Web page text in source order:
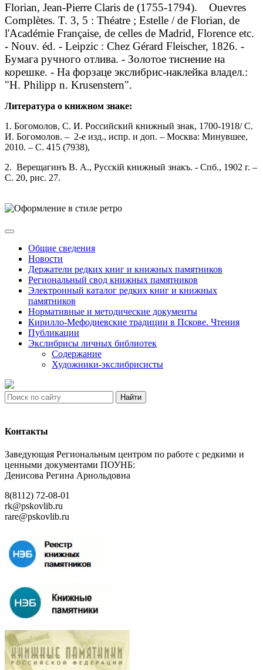
Florian, Jean-Pierre Claris de (1755-1794). Ouevres
Complètes. T. 3, 5 : Théatre ; Estelle / de Florian, de
l'Académie Française, de celles de Madrid, Florence etc.
- Nouv. éd. - Leipzic : Chez Gérard Fleischer, 1826. -
Бумага ручного отлива. - Золотое тиснение на
корешке. - На форзаце экслибрис-наклейка владел.:
"H. Philipp n. Krusenstern".
Литература о книжном знаке:
1. Богомолов, С. И. Российский книжный знак, 1700-1918/ С.
И. Богомолов. – 2-е изд., испр. и доп. – Москва: Минувшее,
2010. – С. 415 (7938),
2. Верещагинъ В. А., Русскій книжный знакъ. - Спб., 1902 г. –
С. 20, рис. 27.
Общие сведения
Новости
Держатели редких книг и книжных памятников
Региональный свод книжных памятников
Электронный каталог редких книг и книжных
памятников
Нормативные и методические документы
Кирилло-Мефодиевские традиции в Пскове. Чтения
Публикации
Экслибрисы личных библиотек
Содержание
Художники-экслибрисисты
Найти
Контакты
Заведующая Региональным центром по работе с редкими и
ценными документами ПОУНБ:
Денисова Регина Арнольдовна
8(8112) 72-08-01
rk@pskovlib.ru
rare@pskovlib.ru